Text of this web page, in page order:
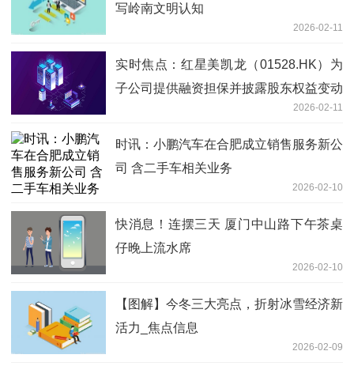
写岭南文明认知
2026-02-11
实时焦点：红星美凯龙（01528.HK）为
子公司提供融资担保并披露股东权益变动
2026-02-11
时讯：小鹏汽车在合肥成立销售服务新公
司 含二手车相关业务
2026-02-10
快消息！连摆三天 厦门中山路下午茶桌
仔晚上流水席
2026-02-10
【图解】今冬三大亮点，折射冰雪经济新
活力_焦点信息
2026-02-09